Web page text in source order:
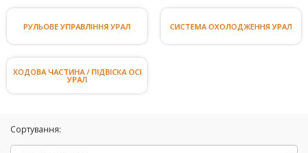
РУЛЬОВЕ УПРАВЛІННЯ УРАЛ СИСТЕМА ОХОЛОДЖЕННЯ УРАЛ
ХОДОВА ЧАСТИНА / ПІДВІСКА ОСІ
УРАЛ
Сортування: